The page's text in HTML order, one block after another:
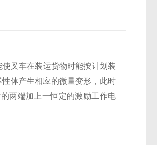
叉车在装运货物时能按计划装
体产生相应的微量变形，此时
两端加上一恒定的激励工作电